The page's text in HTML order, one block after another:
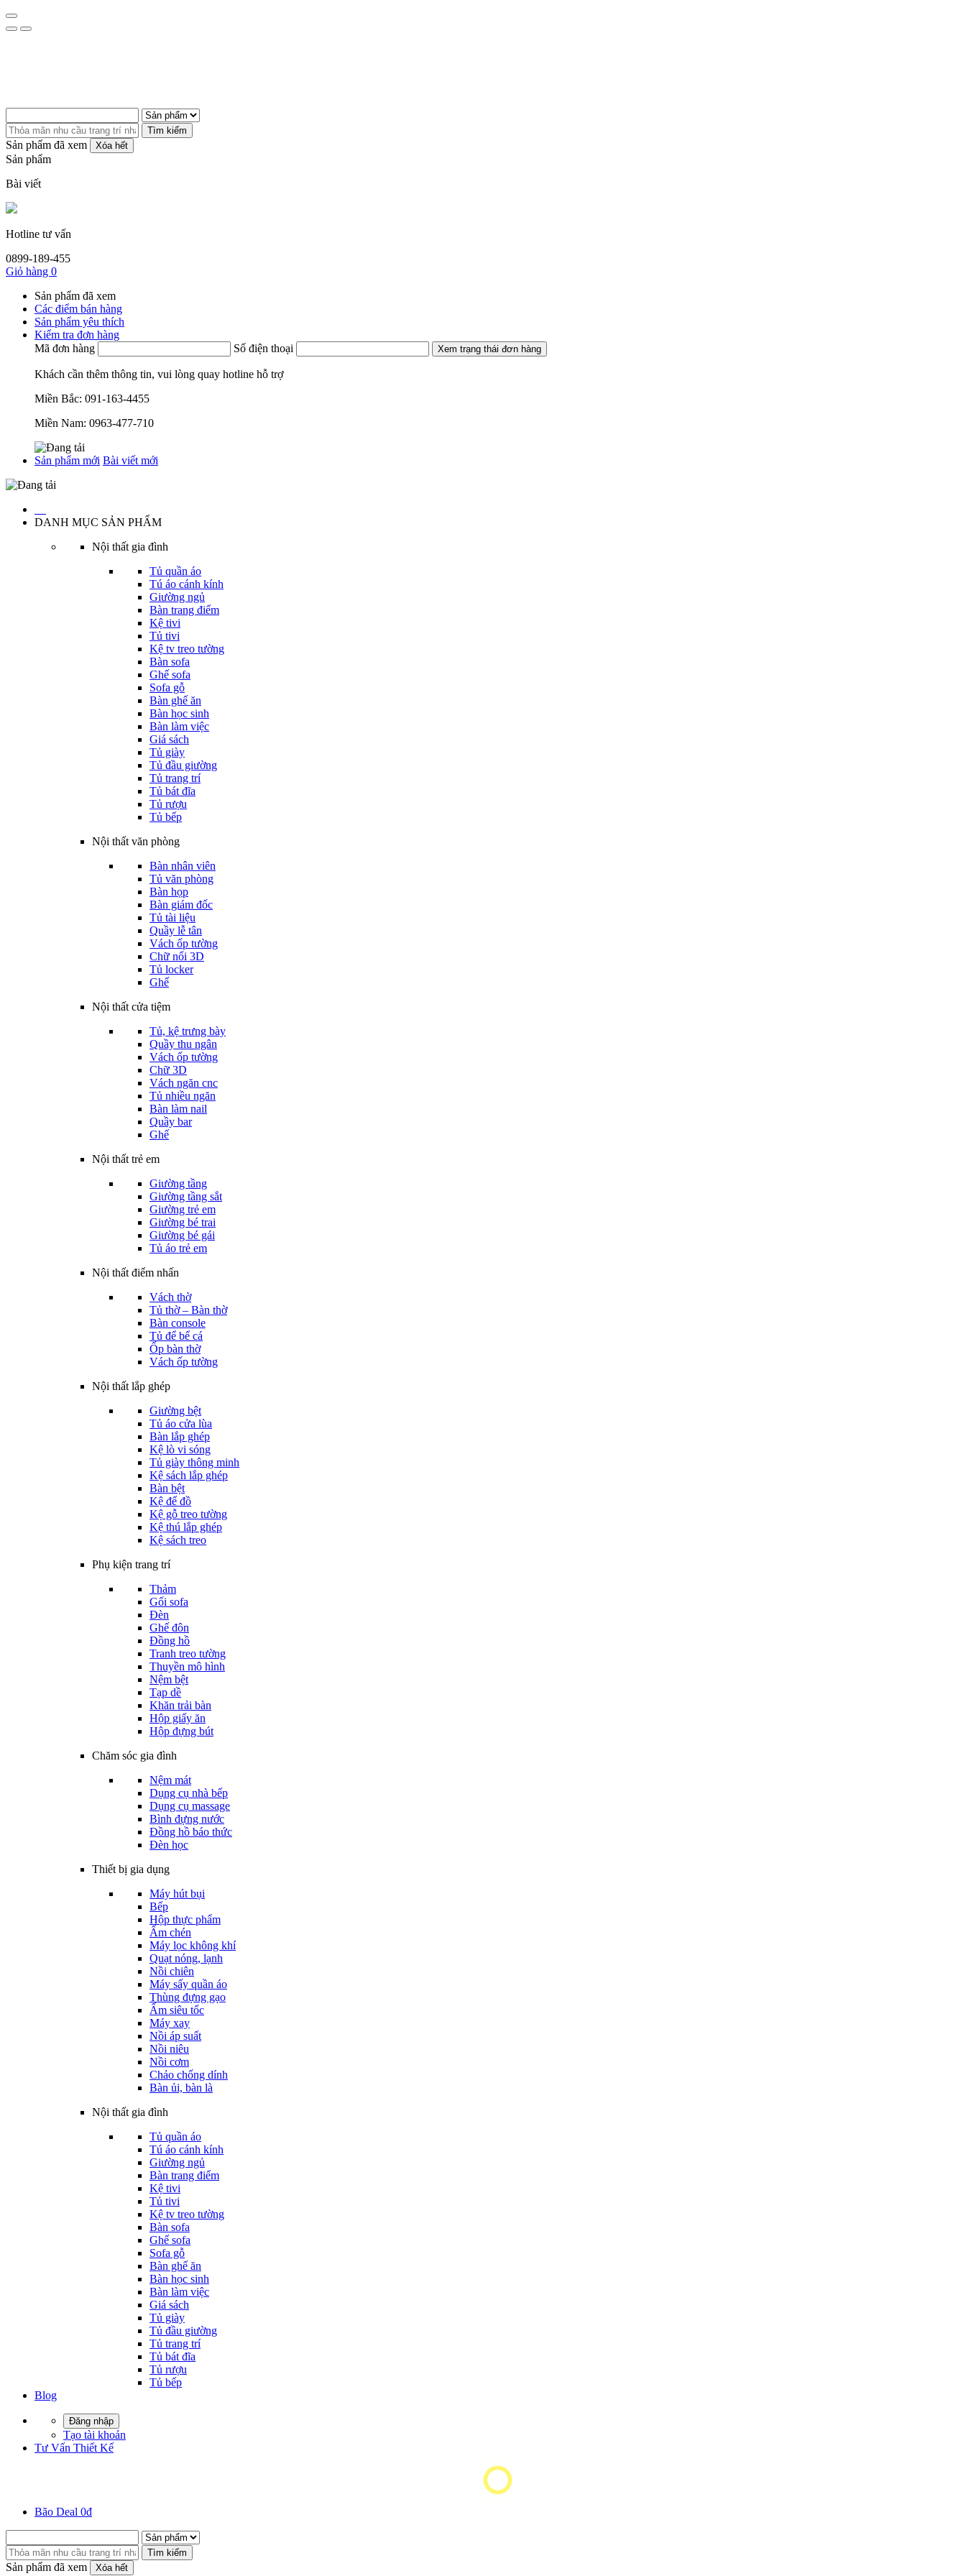
Tìm kiếm
Sản phẩm đã xem Xóa hết
Sản phẩm
Bài viết
Hotline tư vấn
0899-189-455
Giỏ hàng 0
Sản phẩm đã xem
Các điểm bán hàng
Sản phẩm yêu thích
Kiểm tra đơn hàng
Mã đơn hàng
Số điện thoại Xem trạng thái đơn hàng
Khách cần thêm thông tin, vui lòng quay hotline hỗ trợ
Miền Bắc: 091-163-4455
Miền Nam: 0963-477-710
Sản phẩm mới Bài viết mới
DANH MỤC SẢN PHẨM
Nội thất gia đình
Tủ quần áo
Tú áo cánh kính
Giường ngủ
Bàn trang điểm
Kệ tivi
Tủ tivi
Kệ tv treo tường
Bàn sofa
Ghế sofa
Sofa gỗ
Bàn ghế ăn
Bàn học sinh
Bàn làm việc
Giá sách
Tủ giày
Tủ đầu giường
Tủ trang trí
Tủ bát đĩa
Tủ rượu
Tủ bếp
Nội thất văn phòng
Bàn nhân viên
Tủ văn phòng
Bàn họp
Bàn giám đốc
Tủ tài liệu
Quầy lễ tân
Vách ốp tường
Chữ nổi 3D
Tủ locker
Ghế
Nội thất cửa tiệm
Tủ, kệ trưng bày
Quầy thu ngân
Vách ốp tường
Chữ 3D
Vách ngăn cnc
Tủ nhiều ngăn
Bàn làm nail
Quầy bar
Ghế
Nội thất trẻ em
Giường tầng
Giường tầng sắt
Giường trẻ em
Giường bé trai
Giường bé gái
Tủ áo trẻ em
Nội thất điểm nhấn
Vách thờ
Tủ thờ – Bàn thờ
Bàn console
Tủ để bể cá
Ốp bàn thờ
Vách ốp tường
Nội thất lắp ghép
Giường bệt
Tủ áo cửa lùa
Bàn lắp ghép
Kệ lò vi sóng
Tủ giày thông minh
Kệ sách lắp ghép
Bàn bệt
Kệ để đồ
Kệ gỗ treo tường
Kệ thú lắp ghép
Kệ sách treo
Phụ kiện trang trí
Thảm
Gối sofa
Đèn
Ghế đôn
Đồng hồ
Tranh treo tường
Thuyền mô hình
Nệm bệt
Tạp dề
Khăn trải bàn
Hộp giấy ăn
Hộp đựng bút
Chăm sóc gia đình
Nệm mát
Dụng cụ nhà bếp
Dụng cụ massage
Bình đựng nước
Đồng hồ báo thức
Đèn học
Thiết bị gia dụng
Máy hút bụi
Bếp
Hộp thực phẩm
Ấm chén
Máy lọc không khí
Quạt nóng, lạnh
Nồi chiên
Máy sấy quần áo
Thùng đựng gạo
Ấm siêu tốc
Máy xay
Nồi áp suất
Nồi niêu
Nồi cơm
Chảo chống dính
Bàn ủi, bàn là
Nội thất gia đình
Tủ quần áo
Tú áo cánh kính
Giường ngủ
Bàn trang điểm
Kệ tivi
Tủ tivi
Kệ tv treo tường
Bàn sofa
Ghế sofa
Sofa gỗ
Bàn ghế ăn
Bàn học sinh
Bàn làm việc
Giá sách
Tủ giày
Tủ đầu giường
Tủ trang trí
Tủ bát đĩa
Tủ rượu
Tủ bếp
Blog
Đăng nhập
Tạo tài khoản
Tư Vấn Thiết Kế
Bão Deal 0đ
Tìm kiếm
Sản phẩm đã xem Xóa hết